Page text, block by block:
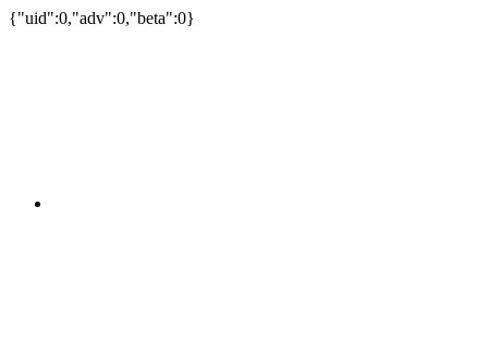
{"uid":0,"adv":0,"beta":0}